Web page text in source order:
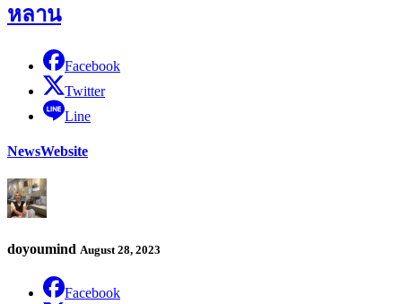
หลาน
Facebook
Twitter
Line
NewsWebsite
doyoumind August 28, 2023
Facebook